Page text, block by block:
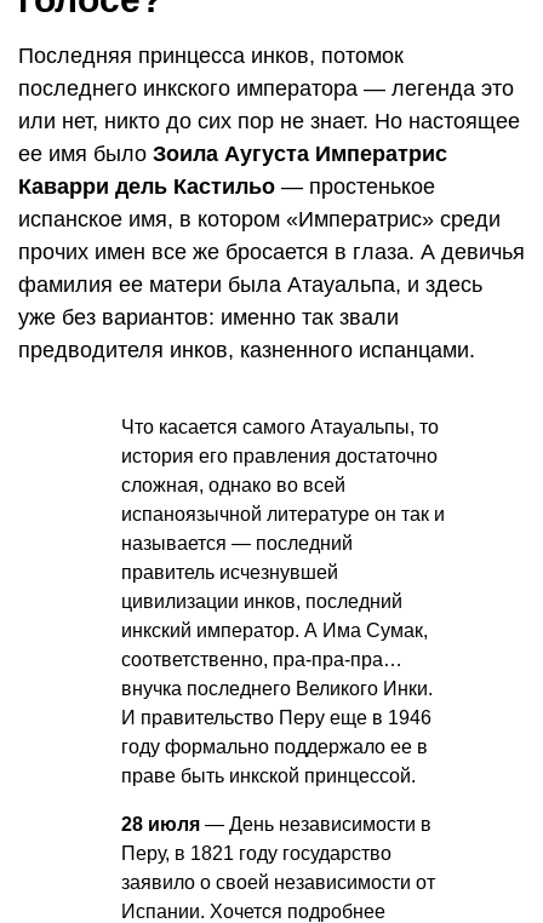
Последняя принцесса инков, потомок
последнего инкского императора — легенда это
или нет, никто до сих пор не знает. Но настоящее
ее имя было Зоила Аугуста Императрис
Каварри дель Кастильо — простенькое
испанское имя, в котором «Императрис» среди
прочих имен все же бросается в глаза. А девичья
фамилия ее матери была Атауальпа, и здесь
уже без вариантов: именно так звали
предводителя инков, казненного испанцами.
Что касается самого Атауальпы, то
история его правления достаточно
сложная, однако во всей
испаноязычной литературе он так и
называется — последний
правитель исчезнувшей
цивилизации инков, последний
инкский император. А Има Сумак,
соответственно, пра-пра-пра…
внучка последнего Великого Инки.
И правительство Перу еще в 1946
году формально поддержало ее в
праве быть инкской принцессой.
28 июля — День независимости в
Перу, в 1821 году государство
заявило о своей независимости от
Испании. Хочется подробнее